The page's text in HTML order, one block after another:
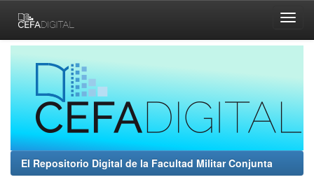
navigation
El Repositorio Digital de la Facultad Militar Conjunta